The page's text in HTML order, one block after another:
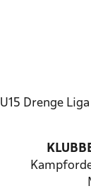
U15 Drenge